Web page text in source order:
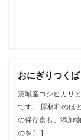
おにぎりつく
茨城産コシヒカリ
です。 原材料のほ
の保存⾷も、添加
のを […]